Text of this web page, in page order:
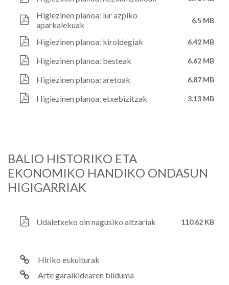
Higiezinen planoa: lur azpiko
aparkalekuak
6.5 MB
Higiezinen planoa: kiroldegiak 6.42 MB
Higiezinen planoa: besteak 6.62 MB
Higiezinen planoa: aretoak 6.87 MB
Higiezinen planoa: etxebizitzak 3.13 MB
BALIO HISTORIKO ETA
EKONOMIKO HANDIKO ONDASUN
HIGIGARRIAK
Udaletxeko oin nagusiko altzariak 110.62 KB
Hiriko eskulturak
Arte garaikidearen bilduma